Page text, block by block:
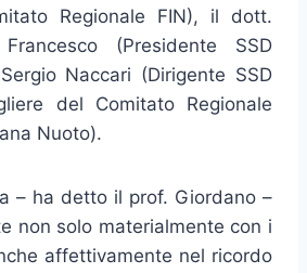
Regionale FIN), il dott.
(Presidente SSD
Naccari (Dirigente SSD
del Comitato Regionale
Nuoto).
– ha detto il prof. Giordano –
non solo materialmente con i
affettivamente nel ricordo